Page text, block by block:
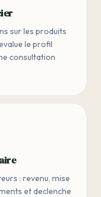
sur les produits
le profil
consultation
: revenu, mise
et declenche